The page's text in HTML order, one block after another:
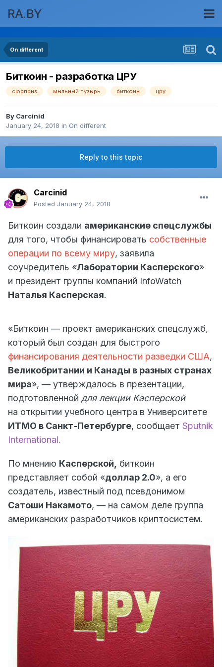
RA.BY
On different
Биткоин - разработка ЦРУ
сюрприз мыльный пузырь биткоин цру
By Carcinid
January 24, 2018 in On different
Reply to this topic
Carcinid
Posted January 24, 2018
Биткоин создали американские спецслужбы
для того, чтобы финансировать собственные
операции по всему миру, заявила
соучредитель «Лаборатории Касперского»
и президент группы компаний InfoWatch
Наталья Касперская.
«Биткоин — проект американских спецслужб,
который был создан для быстрого
финансирования деятельности разведки США,
Великобритании и Канады в разных странах
мира», — утверждалось в презентации,
подготовленной для лекции Касперской
на открытии учебного центра в Университете
ИТМО в Санкт-Петербурге, сообщает Sputnik
International.
По мнению Касперской, биткоин
представляет собой «доллар 2.0», а его
создатель, известный под псевдонимом
Сатоши Накамото, — на самом деле группа
американских разработчиков криптосистем.